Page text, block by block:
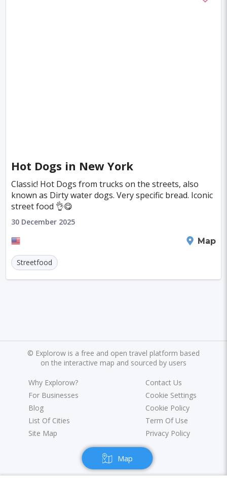
Map
Hot Dogs in New York
Classic! Hot Dogs from trucks on the streets, also
known as Dirty water dogs. Very specific bread. Iconic
street food 👌😋
30 December 2025
Map
Streetfood
© Explorow is a free and open travel platform based
on the interactive map and sourced by users
Why Explorow?
For Businesses
Blog
List Of Cities
Site Map
Contact Us
Cookie Settings
Cookie Policy
Term Of Use
Privacy Policy